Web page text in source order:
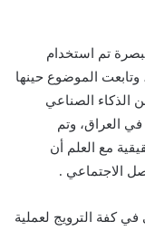
تم استخدام
الموضوع حينها
الذكاء الصناعي
العراق، وتم
مع العلم أن
الاجتماعي .
كفة الترويج لعملية